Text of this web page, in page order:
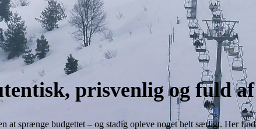
prisvenlig og fuld
at sprænge budgettet – og stadig opleve noget helt særligt. Her